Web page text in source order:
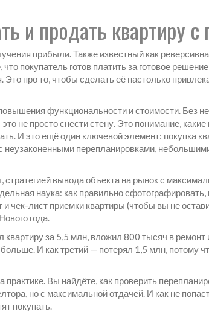
и продать квартиру
прибыли. Также известный как
покупатель готов платить за готовое
про то, чтобы сделать её настолько
функциональности и стоимости. Без
не просто снести стену. Это понимание,
И это ещё один ключевой элемент: покупка
неузаконенными перепланировками,
,стратегией вывода объекта на рынок с
наука: как правильно сфотографировать,
и чек-лист приемки квартиры (чтобы вы не
года.
за 5,5 млн, вложил 800 тысяч в ремонт
И как третий — потерял 1,5 млн, потому
Вы найдёте, как проверить
но с максимальной отдачей. И как не
покупать.